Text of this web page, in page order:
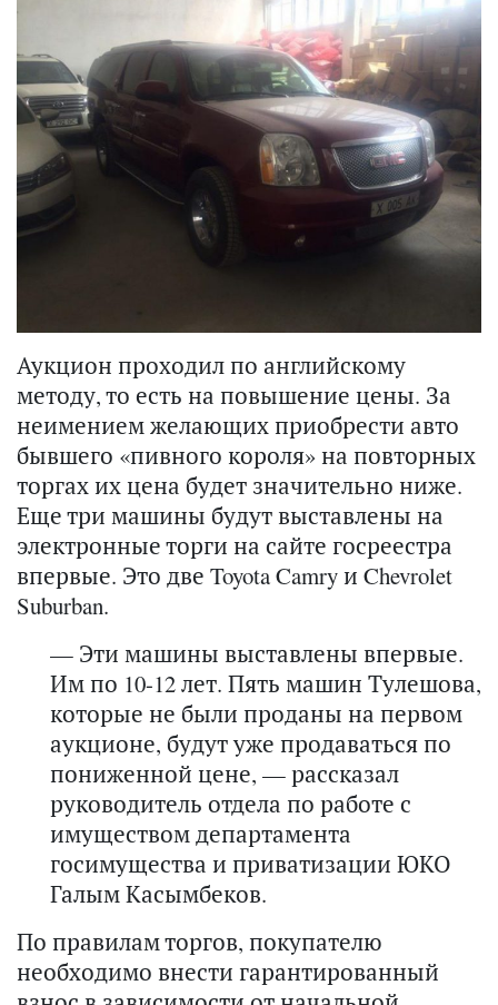
Аукцион проходил по английскому
методу, то есть на повышение цены. За
неимением желающих приобрести авто
бывшего «пивного короля» на повторных
торгах их цена будет значительно ниже.
Еще три машины будут выставлены на
электронные торги на сайте госреестра
впервые. Это две Toyota Camry и Chevrolet
Suburban.
— Эти машины выставлены впервые.
Им по 10-12 лет. Пять машин Тулешова,
которые не были проданы на первом
аукционе, будут уже продаваться по
пониженной цене, — рассказал
руководитель отдела по работе с
имуществом департамента
госимущества и приватизации ЮКО
Галым Касымбеков.
По правилам торгов, покупателю
необходимо внести гарантированный